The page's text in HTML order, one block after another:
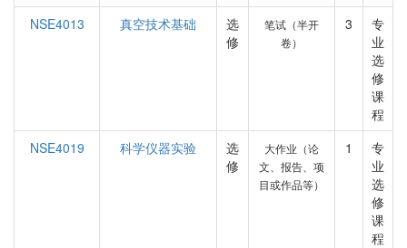
NSE4013
真空技术基础
选
修
笔试（半开
卷）
3
专
业
选
修
课
程
NSE4019
科学仪器实验
选
修
大作业（论
文、报告、项
目或作品等）
1
专
业
选
修
课
程